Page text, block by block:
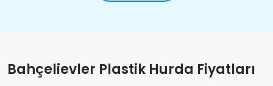
Bahçelievler Plastik Hurda Fiyatları